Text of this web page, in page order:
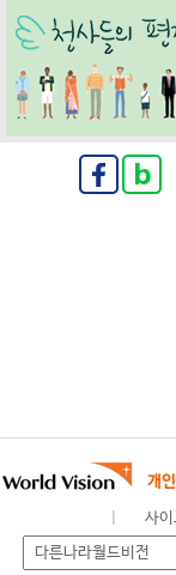
개
사